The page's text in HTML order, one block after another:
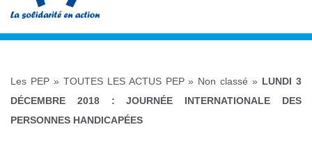
Les PEP» TOUTES LES ACTUS PEP» Non classé » LUNDI 3
DÉCEMBRE 2018 : JOURNÉE INTERNATIONALE DES
PERSONNES HANDICAPÉES